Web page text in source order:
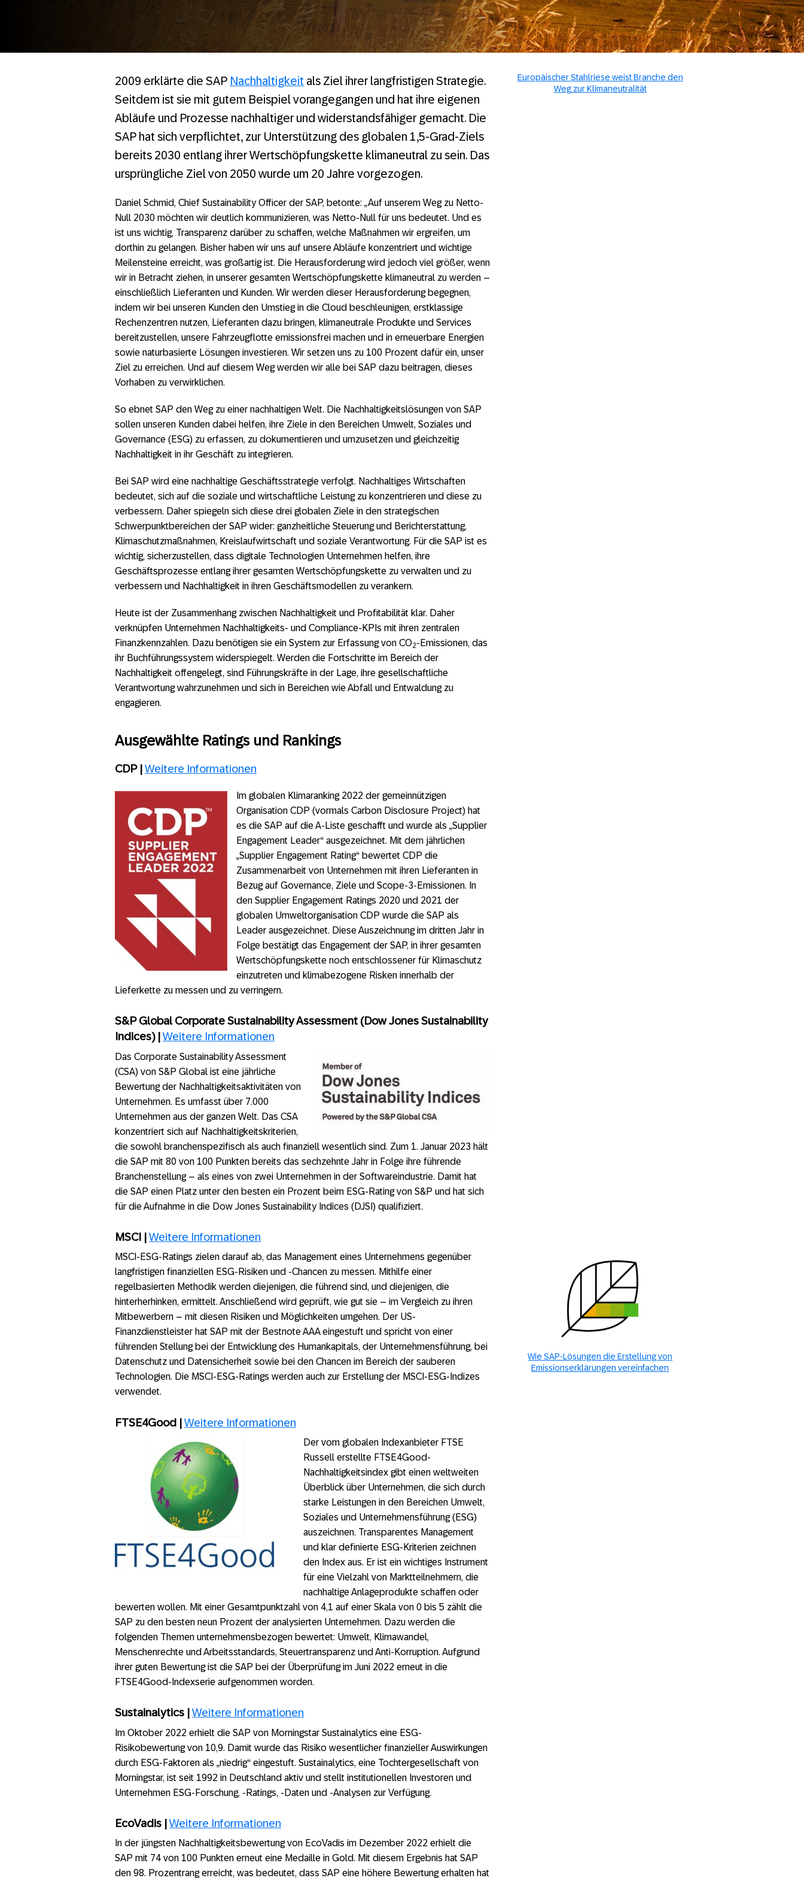
2009 erklärte die SAP Nachhaltigkeit als Ziel ihrer langfristigen Strategie.
Seitdem ist sie mit gutem Beispiel vorangegangen und hat ihre eigenen
Abläufe und Prozesse nachhaltiger und widerstandsfähiger gemacht. Die
SAP hat sich verpflichtet, zur Unterstützung des globalen 1,5-Grad-Ziels
bereits 2030 entlang ihrer Wertschöpfungskette klimaneutral zu sein. Das
ursprüngliche Ziel von 2050 wurde um 20 Jahre vorgezogen.
Daniel Schmid, Chief Sustainability Officer der SAP, betonte: „Auf unserem Weg zu Netto-
Null 2030 möchten wir deutlich kommunizieren, was Netto-Null für uns bedeutet. Und es
ist uns wichtig, Transparenz darüber zu schaffen, welche Maßnahmen wir ergreifen, um
dorthin zu gelangen. Bisher haben wir uns auf unsere Abläufe konzentriert und wichtige
Meilensteine erreicht, was großartig ist. Die Herausforderung wird jedoch viel größer, wenn
wir in Betracht ziehen, in unserer gesamten Wertschöpfungskette klimaneutral zu werden –
einschließlich Lieferanten und Kunden. Wir werden dieser Herausforderung begegnen,
indem wir bei unseren Kunden den Umstieg in die Cloud beschleunigen, erstklassige
Rechenzentren nutzen, Lieferanten dazu bringen, klimaneutrale Produkte und Services
bereitzustellen, unsere Fahrzeugflotte emissionsfrei machen und in erneuerbare Energien
sowie naturbasierte Lösungen investieren. Wir setzen uns zu 100 Prozent dafür ein, unser
Ziel zu erreichen. Und auf diesem Weg werden wir alle bei SAP dazu beitragen, dieses
Vorhaben zu verwirklichen.
So ebnet SAP den Weg zu einer nachhaltigen Welt. Die Nachhaltigkeitslösungen von SAP
sollen unseren Kunden dabei helfen, ihre Ziele in den Bereichen Umwelt, Soziales und
Governance (ESG) zu erfassen, zu dokumentieren und umzusetzen und gleichzeitig
Nachhaltigkeit in ihr Geschäft zu integrieren.
Bei SAP wird eine nachhaltige Geschäftsstrategie verfolgt. Nachhaltiges Wirtschaften
bedeutet, sich auf die soziale und wirtschaftliche Leistung zu konzentrieren und diese zu
verbessern. Daher spiegeln sich diese drei globalen Ziele in den strategischen
Schwerpunktbereichen der SAP wider: ganzheitliche Steuerung und Berichterstattung,
Klimaschutzmaßnahmen, Kreislaufwirtschaft und soziale Verantwortung. Für die SAP ist es
wichtig, sicherzustellen, dass digitale Technologien Unternehmen helfen, ihre
Geschäftsprozesse entlang ihrer gesamten Wertschöpfungskette zu verwalten und zu
verbessern und Nachhaltigkeit in ihren Geschäftsmodellen zu verankern.
Heute ist der Zusammenhang zwischen Nachhaltigkeit und Profitabilität klar. Daher
verknüpfen Unternehmen Nachhaltigkeits- und Compliance-KPIs mit ihren zentralen
Finanzkennzahlen. Dazu benötigen sie ein System zur Erfassung von CO2-Emissionen, das
ihr Buchführungssystem widerspiegelt. Werden die Fortschritte im Bereich der
Nachhaltigkeit offengelegt, sind Führungskräfte in der Lage, ihre gesellschaftliche
Verantwortung wahrzunehmen und sich in Bereichen wie Abfall und Entwaldung zu
engagieren.
Ausgewählte Ratings und Rankings
CDP |Weitere Informationen
Im globalen Klimaranking 2022 der gemeinnützigen
Organisation CDP (vormals Carbon Disclosure Project) hat
es die SAP auf die A-Liste geschafft und wurde als „Supplier
Engagement Leader“ ausgezeichnet. Mit dem jährlichen
„Supplier Engagement Rating“ bewertet CDP die
Zusammenarbeit von Unternehmen mit ihren Lieferanten in
Bezug auf Governance, Ziele und Scope-3-Emissionen. In
den Supplier Engagement Ratings 2020 und 2021 der
globalen Umweltorganisation CDP wurde die SAP als
Leader ausgezeichnet. Diese Auszeichnung im dritten Jahr in
Folge bestätigt das Engagement der SAP, in ihrer gesamten
Wertschöpfungskette noch entschlossener für Klimaschutz
einzutreten und klimabezogene Risken innerhalb der
Lieferkette zu messen und zu verringern.
S&P Global Corporate Sustainability Assessment (Dow Jones Sustainability
Indices) |Weitere Informationen
Das Corporate Sustainability Assessment
(CSA) von S&P Global ist eine jährliche
Bewertung der Nachhaltigkeitsaktivitäten von
Unternehmen. Es umfasst über 7.000
Unternehmen aus der ganzen Welt. Das CSA
konzentriert sich auf Nachhaltigkeitskriterien,
die sowohl branchenspezifisch als auch finanziell wesentlich sind. Zum 1. Januar 2023 hält
die SAP mit 80 von 100 Punkten bereits das sechzehnte Jahr in Folge ihre führende
Branchenstellung – als eines von zwei Unternehmen in der Softwareindustrie. Damit hat
die SAP einen Platz unter den besten ein Prozent beim ESG-Rating von S&P und hat sich
für die Aufnahme in die Dow Jones Sustainability Indices (DJSI) qualifiziert.
MSCI |Weitere Informationen
MSCI-ESG-Ratings zielen darauf ab, das Management eines Unternehmens gegenüber
langfristigen finanziellen ESG-Risiken und -Chancen zu messen. Mithilfe einer
regelbasierten Methodik werden diejenigen, die führend sind, und diejenigen, die
hinterherhinken, ermittelt. Anschließend wird geprüft, wie gut sie – im Vergleich zu ihren
Mitbewerbern – mit diesen Risiken und Möglichkeiten umgehen. Der US-
Finanzdienstleister hat SAP mit der Bestnote AAA eingestuft und spricht von einer
führenden Stellung bei der Entwicklung des Humankapitals, der Unternehmensführung, bei
Datenschutz und Datensicherheit sowie bei den Chancen im Bereich der sauberen
Technologien. Die MSCI-ESG-Ratings werden auch zur Erstellung der MSCI-ESG-Indizes
verwendet.
FTSE4Good |Weitere Informationen
Der vom globalen Indexanbieter FTSE
Russell erstellte FTSE4Good-
Nachhaltigkeitsindex gibt einen weltweiten
Überblick über Unternehmen, die sich durch
starke Leistungen in den Bereichen Umwelt,
Soziales und Unternehmensführung (ESG)
auszeichnen. Transparentes Management
und klar definierte ESG-Kriterien zeichnen
den Index aus. Er ist ein wichtiges Instrument
für eine Vielzahl von Marktteilnehmern, die
nachhaltige Anlageprodukte schaffen oder
bewerten wollen. Mit einer Gesamtpunktzahl von 4,1 auf einer Skala von 0 bis 5 zählt die
SAP zu den besten neun Prozent der analysierten Unternehmen. Dazu werden die
folgenden Themen unternehmensbezogen bewertet: Umwelt, Klimawandel,
Menschenrechte und Arbeitsstandards, Steuertransparenz und Anti-Korruption. Aufgrund
ihrer guten Bewertung ist die SAP bei der Überprüfung im Juni 2022 erneut in die
FTSE4Good-Indexserie aufgenommen worden.
Sustainalytics |Weitere Informationen
Im Oktober 2022 erhielt die SAP von Morningstar Sustainalytics eine ESG-
Risikobewertung von 10,9. Damit wurde das Risiko wesentlicher finanzieller Auswirkungen
durch ESG-Faktoren als „niedrig“ eingestuft. Sustainalytics, eine Tochtergesellschaft von
Morningstar, ist seit 1992 in Deutschland aktiv und stellt institutionellen Investoren und
Unternehmen ESG‑Forschung, ‑Ratings, ‑Daten und ‑Analysen zur Verfügung.
EcoVadis |Weitere Informationen
In der jüngsten Nachhaltigkeitsbewertung von EcoVadis im Dezember 2022 erhielt die
SAP mit 74 von 100 Punkten erneut eine Medaille in Gold. Mit diesem Ergebnis hat SAP
den 98. Prozentrang erreicht, was bedeutet, dass SAP eine höhere Bewertung erhalten hat
Europäischer Stahlriese weist Branche den
Weg zur Klimaneutralität
Wie SAP-Lösungen die Erstellung von
Emissionserklärungen vereinfachen